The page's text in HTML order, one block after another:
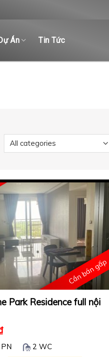
Án Tin Tức
Cần bán gấp
Park Residence full nội
2 WC